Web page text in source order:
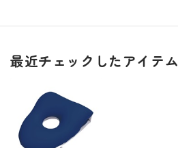
最近チェックしたアイテム